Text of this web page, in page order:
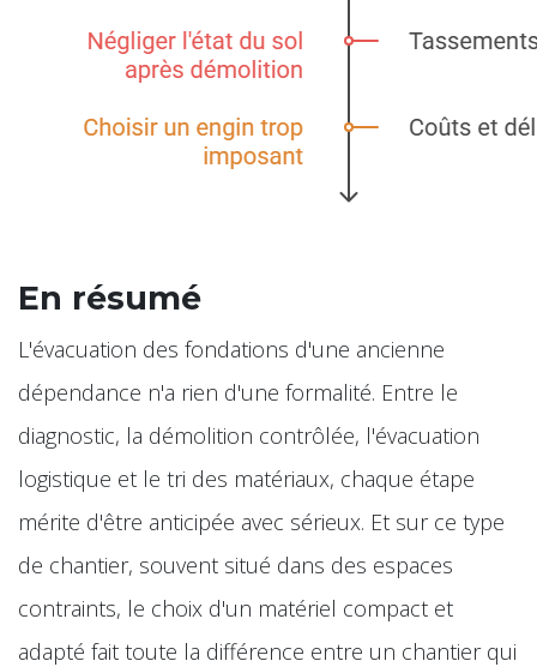
En résumé
L'évacuation des fondations d'une ancienne
dépendance n'a rien d'une formalité. Entre le
diagnostic, la démolition contrôlée, l'évacuation
logistique et le tri des matériaux, chaque étape
mérite d'être anticipée avec sérieux. Et sur ce type
de chantier, souvent situé dans des espaces
contraints, le choix d'un matériel compact et
adapté fait toute la différence entre un chantier qui